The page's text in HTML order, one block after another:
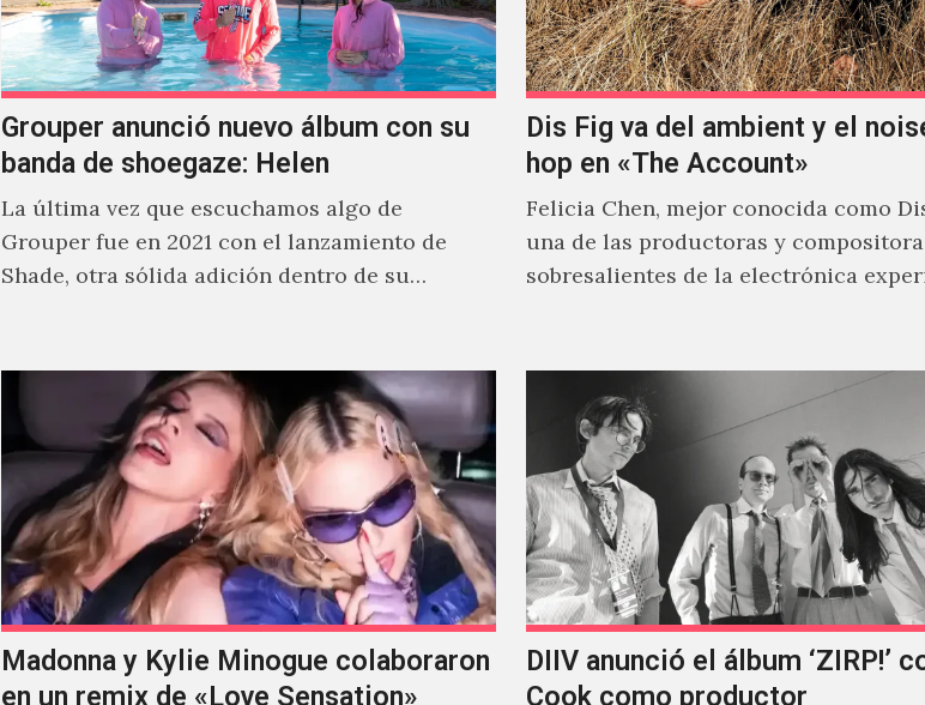
Grouper anunció nuevo álbum con su
banda de shoegaze: Helen
La última vez que escuchamos algo de
Grouper fue en 2021 con el lanzamiento de
Shade, otra sólida adición dentro de su
Dis Fig va del ambient y el
hop en «The Account»
Felicia Chen, mejor conocida como
una de las productoras y
sobresalientes de la electrónica
Madonna y Kylie Minogue colaboraron
en un remix de «Love Sensation»
DIIV anunció el álbum ‘ZIRP!’
Cook como productor